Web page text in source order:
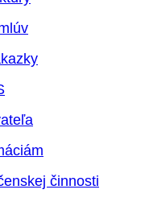
činnosti